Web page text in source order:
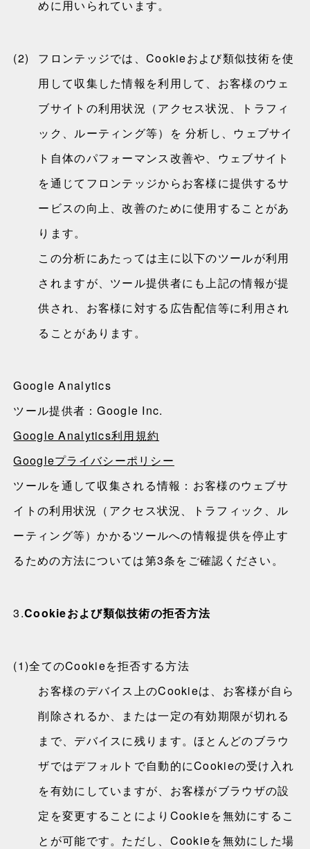
めに用いられています。
(2)
フロンテッジでは、Cookieおよび類似技術を使
用して収集した情報を利用して、お客様のウェ
ブサイトの利用状況（アクセス状況、トラフィ
ック、ルーティング等）を 分析し、ウェブサイ
ト自体のパフォーマンス改善や、ウェブサイト
を通じてフロンテッジからお客様に提供するサ
ービスの向上、改善のために使用することがあ
ります。
この分析にあたっては主に以下のツールが利用
されますが、ツール提供者にも上記の情報が提
供され、お客様に対する広告配信等に利用され
ることがあります。
Google Analytics
ツール提供者：Google Inc.
Google Analytics利用規約
Googleプライバシーポリシー
ツールを通して収集される情報：お客様のウェブサ
イトの利用状況（アクセス状況、トラフィック、ル
ーティング等）かかるツールへの情報提供を停止す
るための方法については第3条をご確認ください。
3.Cookieおよび類似技術の拒否方法
(1)全てのCookieを拒否する方法
お客様のデバイス上のCookieは、お客様が自ら
削除されるか、または一定の有効期限が切れる
まで、デバイスに残ります。ほとんどのブラウ
ザではデフォルトで自動的にCookieの受け入れ
を有効にしていますが、お客様がブラウザの設
定を変更することによりCookieを無効にするこ
とが可能です。ただし、Cookieを無効にした場